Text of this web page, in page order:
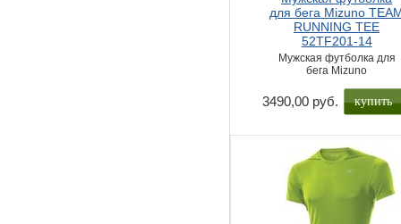
для бега Mizuno
RUNNING TEE
52TF201-14
Мужская футболка для
бега Mizuno
3490,00 руб. купить